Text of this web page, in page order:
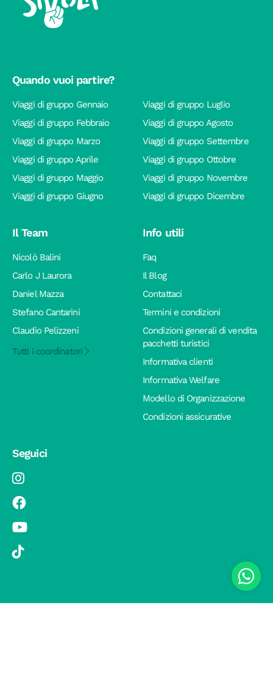
Quando vuoi partire?
Viaggi di gruppo Gennaio
Viaggi di gruppo Febbraio
Viaggi di gruppo Marzo
Viaggi di gruppo Aprile
Viaggi di gruppo Maggio
Viaggi di gruppo Giugno
Viaggi di gruppo Luglio
Viaggi di gruppo Agosto
Viaggi di gruppo Settembre
Viaggi di gruppo Ottobre
Viaggi di gruppo Novembre
Viaggi di gruppo Dicembre
Il Team
Nicolò Balini
Carlo J Laurora
Daniel Mazza
Stefano Cantarini
Claudio Pelizzeni
Tutti i coordinatori
Info utili
Faq
Il Blog
Contattaci
Termini e condizioni
Condizioni generali di vendita
pacchetti turistici
Informativa clienti
Informativa Welfare
Modello di Organizzazione
Condizioni assicurative
Seguici